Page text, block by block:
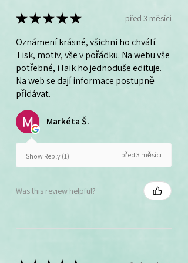
★★★★★ před 3 měsíci
Oznámení krásné, všichni ho chválí.
Tisk, motiv, vše v pořádku. Na webu vše
potřebné, i laik ho jednoduše edituje.
Na web se dají informace postupně
přidávat.
Markéta Š.
Show Reply (1) před 3 měsíci
Was this review helpful?